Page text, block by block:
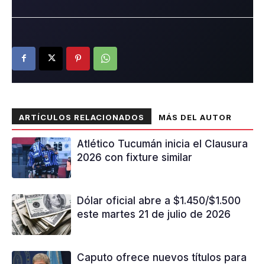
ARTÍCULOS RELACIONADOS MÁS DEL AUTOR
Atlético Tucumán inicia el Clausura
2026 con fixture similar
Dólar oficial abre a $1.450/$1.500
este martes 21 de julio de 2026
Caputo ofrece nuevos títulos para